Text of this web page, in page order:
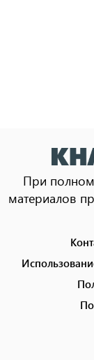
При
материалов
menu